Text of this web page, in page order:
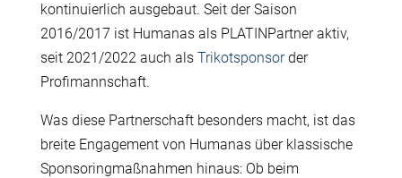
kontinuierlich ausgebaut. Seit der Saison
2016/2017 ist Humanas als PLATINPartner aktiv,
seit 2021/2022 auch als Trikotsponsorder
Profimannschaft.
Was diese Partnerschaft besonders macht, ist das
breite Engagement von Humanas über klassische
Sponsoringmaßnahmen hinaus: Ob beim